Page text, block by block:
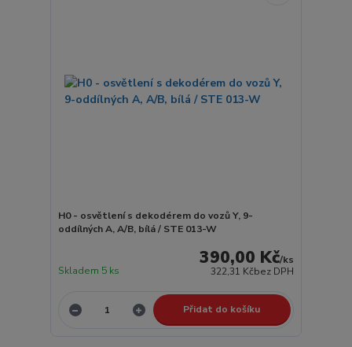
H0 - osvětlení s dekodérem do vozů Y, 9-
oddílných A, A/B, bílá / STE 013-W
390,00 Kč/ks
322,31 Kčbez DPH
Skladem 5 ks
Přidat do košíku